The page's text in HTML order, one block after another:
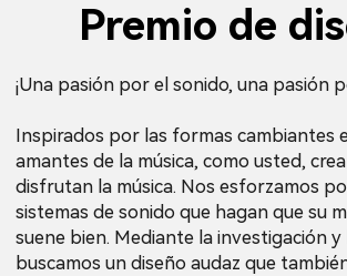
Premio de
¡Una pasión por el sonido, una pasión
Inspirados por las formas cambiantes
amantes de la música, como usted,
disfrutan la música. Nos esforzamos
sistemas de sonido que hagan que su
suene bien. Mediante la investigación y
buscamos un diseño audaz que